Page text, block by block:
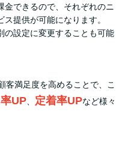
金できるので、それぞれのニ
提供が可能になります。
の設定に変更することも可能
客満足度を高めることで、こ
UP 定着率UPなど様々